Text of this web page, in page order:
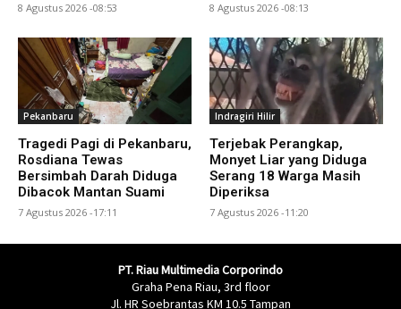
8 Agustus 2026 -08:53 8 Agustus 2026 -08:13
Pekanbaru
Tragedi Pagi di Pekanbaru,
Rosdiana Tewas
Bersimbah Darah Diduga
Dibacok Mantan Suami
7 Agustus 2026 -17:11
Indragiri Hilir
Terjebak Perangkap,
Monyet Liar yang Diduga
Serang 18 Warga Masih
Diperiksa
7 Agustus 2026 -11:20
PT. Riau Multimedia Corporindo
Graha Pena Riau, 3rd floor
Jl. HR Soebrantas KM 10.5 Tampan